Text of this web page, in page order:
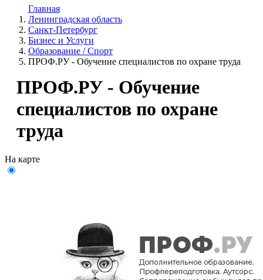
Главная
Ленинградская область
Санкт-Петербург
Бизнес и Услуги
Образование / Спорт
ПРОФ.РУ - Обучение специалистов по охране труда
ПРОФ.РУ - Обучение
специалистов по охране
труда
На карте